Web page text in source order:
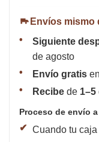
Envíos mismo
Siguiente
de agosto
Envío gratis
Recibe de
Proceso de envío
Cuando tu caja